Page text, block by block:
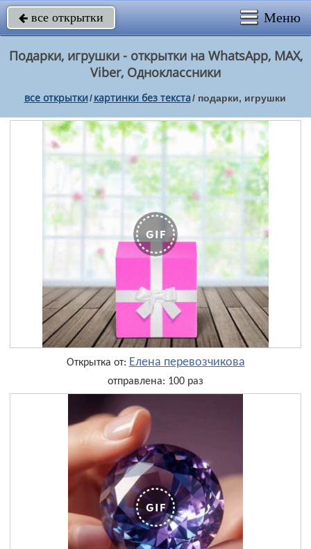
 все открытки Меню
Подарки, игрушки - открытки на WhatsApp, MAX,
Viber, Одноклассники
все открытки/ картинки без текста/ подарки, игрушки
Открытка от: Елена перевозчикова
отправлена: 100 раз